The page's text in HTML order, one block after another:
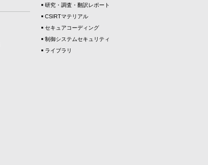
研究・調査・翻訳レポート
CSIRTマテリアル
セキュアコーディング
制御システムセキュリティ
ライブラリ